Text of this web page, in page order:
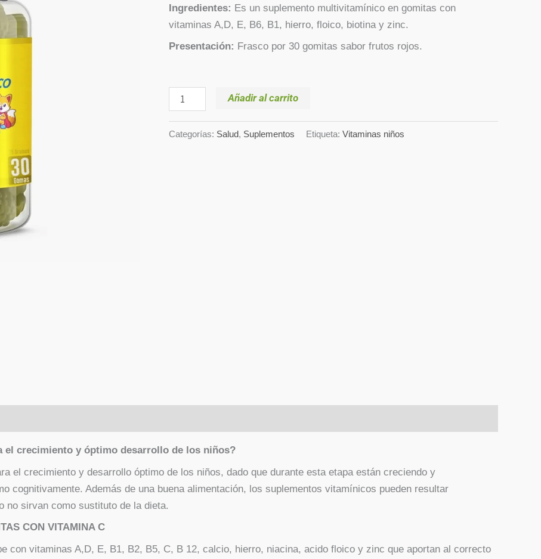
Ingredientes: Es un suplemento multivitamínico en gomitas con
vitaminas A,D, E, B6, B1, hierro, floico, biotina y zinc.
Presentación: Frasco por 30 gomitas sabor frutos rojos.
Añadir al carrito
Categorías: Salud, Suplementos Etiqueta: Vitaminas niños
el crecimiento y óptimo desarrollo de los niños?
el crecimiento y desarrollo óptimo de los niños, dado que durante esta etapa están creciendo y
cognitivamente. Además de una buena alimentación, los suplementos vitamínicos pueden resultar
no sirvan como sustituto de la dieta.
CON VITAMINA C
con vitaminas A,D, E, B1, B2, B5, C, B 12, calcio, hierro, niacina, acido floico y zinc que aportan al correcto